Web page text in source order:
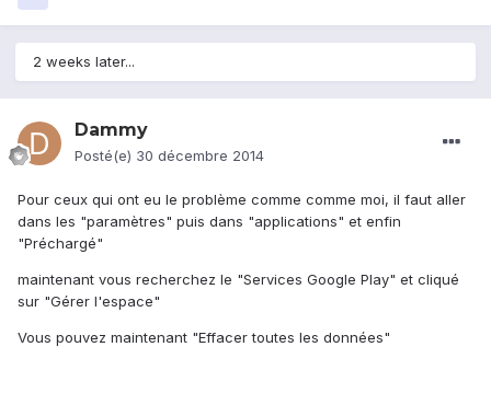
2 weeks later...
Dammy
Posté(e) 30 décembre 2014
Pour ceux qui ont eu le problème comme comme moi, il faut aller
dans les "paramètres" puis dans "applications" et enfin
"Préchargé"
maintenant vous recherchez le "Services Google Play" et cliqué
sur "Gérer l'espace"
Vous pouvez maintenant "Effacer toutes les données"